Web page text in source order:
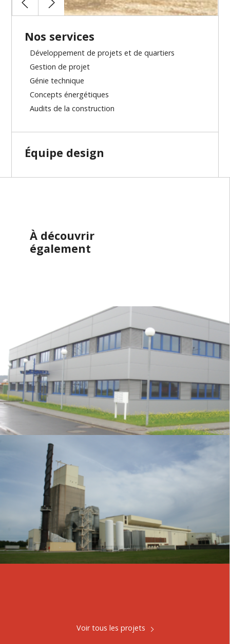
Nos services
Développement de projets et de quartiers
Gestion de projet
Génie technique
Concepts énergétiques
Audits de la construction
Équipe design
À découvrir
également
Voir tous les projets